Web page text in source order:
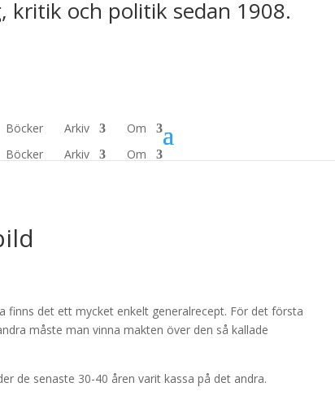
kritik och politik sedan 1908.
Böcker Arkiv
Om
Böcker Arkiv Om
det ett mycket enkelt generalrecept. För det första
måste man vinna makten över den så kallade
de senaste 30-40 åren varit kassa på det andra.